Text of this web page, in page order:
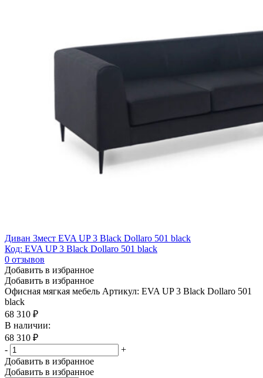
Диван 3мест EVA UP 3 Black Dollaro 501 black
Код: EVA UP 3 Black Dollaro 501 black
0 отзывов
Добавить в избранное
Добавить в избранное
Офисная мягкая мебель Артикул: EVA UP 3 Black Dollaro 501
black
68 310 ₽
В наличии:
68 310 ₽
-
+
Добавить в избранное
Добавить в избранное